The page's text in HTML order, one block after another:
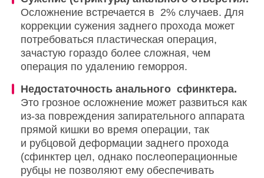
Осложнение встречается в 2% случаев. Для
коррекции сужения заднего прохода может
потребоваться пластическая операция,
зачастую гораздо более сложная, чем
операция по удалению геморроя.
Недостаточность анального сфинктера.
Это грозное осложнение может развиться как
из-за повреждения запирательного аппарата
прямой кишки во время операции, так
и рубцовой деформации заднего прохода
(сфинктер цел, однако послеоперационные
рубцы не позволяют ему обеспечивать